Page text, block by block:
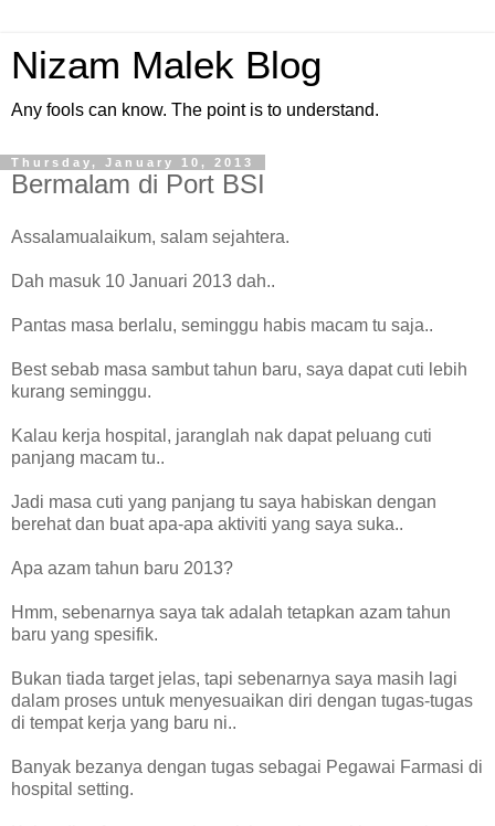
Nizam Malek Blog
Any fools can know. The point is to understand.
Thursday, January 10, 2013
Bermalam di Port BSI
Assalamualaikum, salam sejahtera.
Dah masuk 10 Januari 2013 dah..
Pantas masa berlalu, seminggu habis macam tu saja..
Best sebab masa sambut tahun baru, saya dapat cuti lebih
kurang seminggu.
Kalau kerja hospital, jaranglah nak dapat peluang cuti
panjang macam tu..
Jadi masa cuti yang panjang tu saya habiskan dengan
berehat dan buat apa-apa aktiviti yang saya suka..
Apa azam tahun baru 2013?
Hmm, sebenarnya saya tak adalah tetapkan azam tahun
baru yang spesifik.
Bukan tiada target jelas, tapi sebenarnya saya masih lagi
dalam proses untuk menyesuaikan diri dengan tugas-tugas
di tempat kerja yang baru ni..
Banyak bezanya dengan tugas sebagai Pegawai Farmasi di
hospital setting.